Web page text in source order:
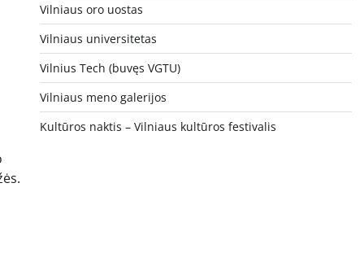
Vilniaus oro uostas
Vilniaus universitetas
Vilnius Tech (buvęs VGTU)
Vilniaus meno galerijos
Kultūros naktis – Vilniaus kultūros festivalis